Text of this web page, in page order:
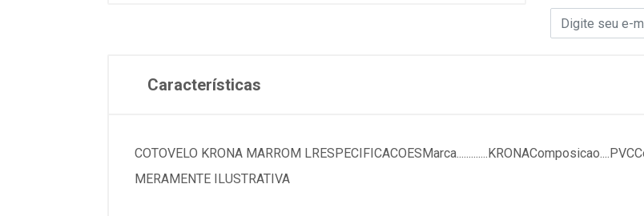
Características
COTOVELO KRONA MARROM
MERAMENTE ILUSTRATIVA